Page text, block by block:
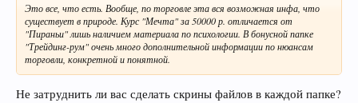
Это все, что есть. Вообще, по торговле эта вся возможная инфа, что
существует в природе. Курс "Мечта" за 50000 р. отличается от
"Пираньи" лишь наличием материала по психологии. В бонусной папке
"Трейдинг-рум" очень много дополнительной информации по нюансам
торговли, конкретной и понятной.
Не затруднить ли вас сделать скрины файлов в каждой папке?